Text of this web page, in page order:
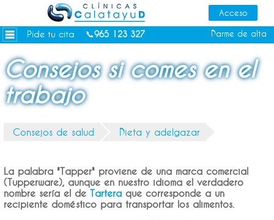
Pide tu cita 📞965 123 327 Darme de alta
Dietas personalizadas
Tratamientos Corporales
Depilación Láser Alicante
Contacto
Consejos de salud
Consejos si comes en el
trabajo
Consejos de salud Dieta y adelgazar
La palabra "Tapper" proviene de una marca comercial
(Tupperware), aunque en nuestro idioma el verdadero
nombre sería el de Tartera que corresponde a un
recipiente doméstico para transportar los alimentos.